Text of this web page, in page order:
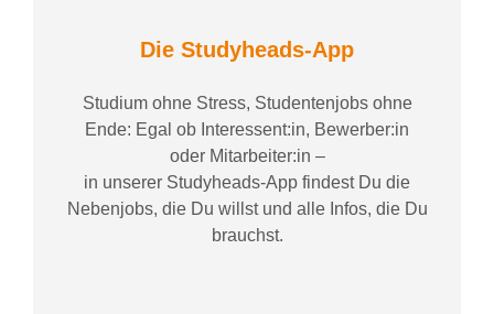
Die Studyheads-App
Studium ohne Stress, Studentenjobs ohne
Ende: Egal ob Interessent:in, Bewerber:in
oder Mitarbeiter:in –
in unserer Studyheads-App findest Du die
Nebenjobs, die Du willst und alle Infos, die Du
brauchst.